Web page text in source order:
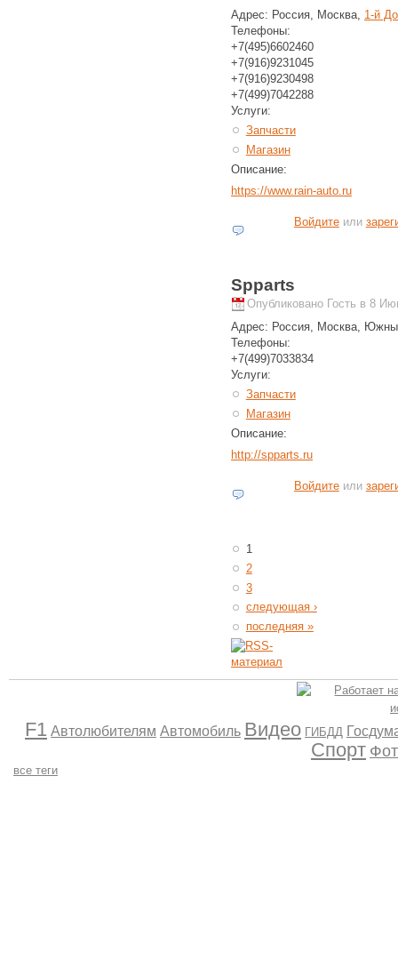
Адрес: Россия, Москва, 1-й
Телефоны:
+7(495)6602460
+7(916)9231045
+7(916)9230498
+7(499)7042288
Услуги:
Запчасти
Магазин
Описание:
https://www.rain-auto.ru
Войдитеили
Spparts
Опубликовано Гость в 8
Адрес: Россия, Москва,
Телефоны:
+7(499)7033834
Услуги:
Запчасти
Магазин
Описание:
http://spparts.ru
Войдитеили
1
2
3
следующая ›
последняя »
F1 Автолюбителям Автомобиль Видео ГИБДД
Спорт
все теги